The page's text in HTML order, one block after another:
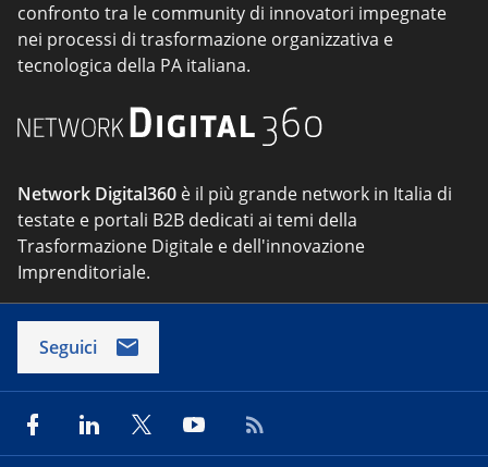
confronto tra le community di innovatori impegnate
nei processi di trasformazione organizzativa e
tecnologica della PA italiana.
Network Digital360 è il più grande network in Italia di
testate e portali B2B dedicati ai temi della
Trasformazione Digitale e dell'innovazione
Imprenditoriale.
Seguici